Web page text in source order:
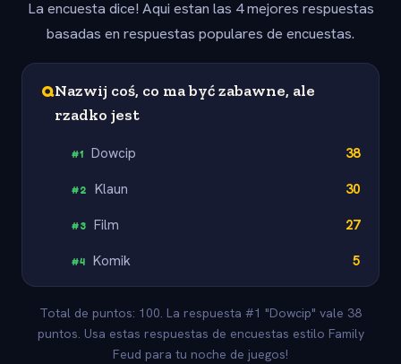
La encuesta dice! Aqui estan las 4 mejores respuestas
basadas en respuestas populares de encuestas.
QNazwij coś, co ma być zabawne, ale
rzadko jest
#1 Dowcip 38
#2 Klaun 30
#3 Film 27
#4 Komik 5
Total de puntos: 100. La respuesta #1 "Dowcip" vale 38
puntos. Usa estas respuestas de encuestas estilo Family
Feud para tu noche de juegos!